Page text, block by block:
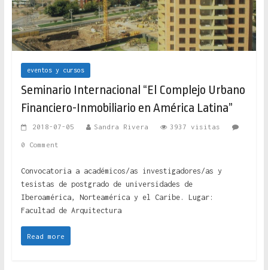
eventos y cursos
Seminario Internacional “El Complejo Urbano
Financiero-Inmobiliario en América Latina”
2018-07-05 Sandra Rivera 3937 visitas
0 Comment
Convocatoria a académicos/as investigadores/as y
tesistas de postgrado de universidades de
Iberoamérica, Norteamérica y el Caribe. Lugar:
Facultad de Arquitectura
Read more